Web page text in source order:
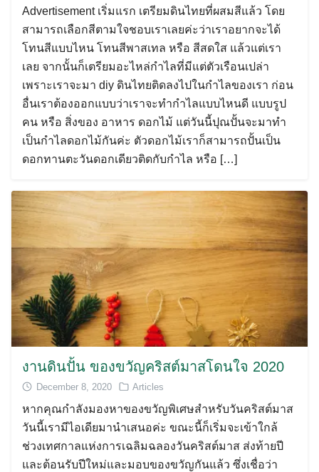
Advertisement เริ่มแรก เตรียมดินไทยที่ผสมสีแล้ว โดย
สามารถเลือกสีตามใจชอบเราเลยค่ะว่าเราอยากจะได้
โทนสีแบบไหน โทนสีพาสเทล หรือ สีสดใส แล้วแต่เรา
เลย จากนั้นก็เตรียมอะไหล่กำไลที่มีแต่ตัวเรือนเปล่า
เพราะเราจะมา diy ดินไทยติดลงไปในกำไลของเรา ก่อน
อื่นเราต้องออกแบบว่าเราจะทำกำไลแบบไหนดี แบบรูป
คน หรือ สิ่งของ อาหาร ดอกไม้ แต่วันนี้ปุณปั้นจะมาทำ
เป็นกำไลดอกไม้กันค่ะ ตัวดอกไม้เราก็สามารถปั้นเป็น
ดอกทานตะวันดอกเดียวติดกับกำไล หรือ […]
งานดินปั้น ของขวัญคริสต์มาสโดนใจ 2020
December 8, 2020 Articles
หากคุณกำลังมองหาของขวัญพิเศษสำหรับวันคริสต์มาส
วันนี้เรามีไอเดียมานำเสนอค่ะ ขณะนี้ก็เริ่มจะเข้าใกล้
ช่วงเทศกาลแห่งการเฉลิมฉลองวันคริสต์มาส ส่งท้ายปี
และต้อนรับปีใหม่และมอบของขวัญกันแล้ว ซึ่งเชื่อว่า